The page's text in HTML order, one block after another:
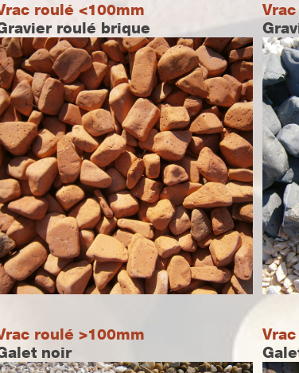
roulé <100mm
roulé brique
roulé >100mm
noir